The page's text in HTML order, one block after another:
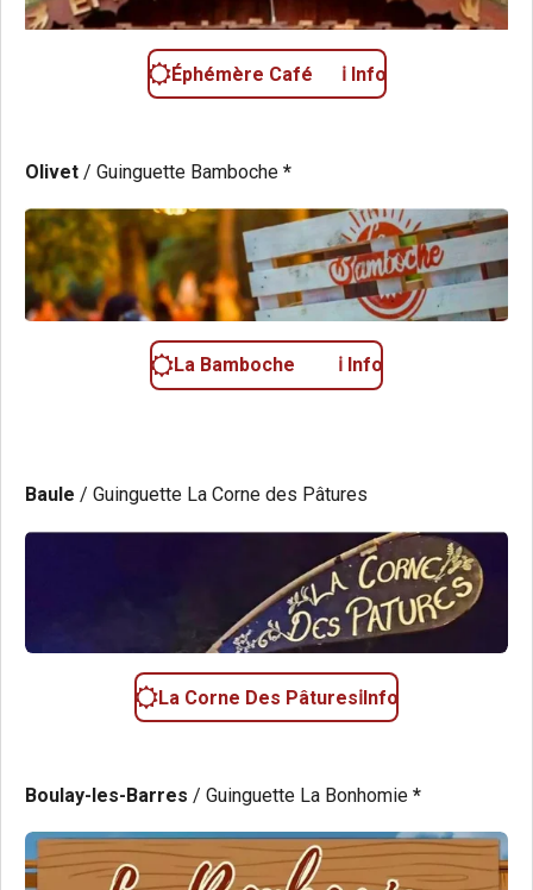
Éphémère Café ℹ️ Info
Olivet / Guinguette Bamboche *
La Bamboche ℹ️ Info
Baule / Guinguette La Corne des Pâtures
La Corne Des Pâturesℹ️Info
Boulay-les-Barres / Guinguette La Bonhomie *